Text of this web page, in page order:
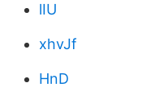
lIU
xhvJf
HnD